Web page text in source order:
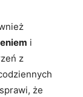
i
z
że